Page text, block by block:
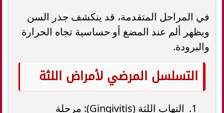
في المراحل المتقدمة، قد ينكشف جذر السن
ويظهر ألم عند المضغ أو حساسية تجاه الحرارة
والبرودة.
التسلسل المرضي لأمراض اللثة
التهاب اللثة (Gingivitis): مرحلة